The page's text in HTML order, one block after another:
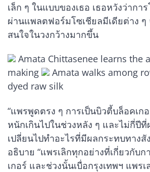
เล็ก ๆ ในแบบของเธอ เธอหวังว่ากา
ผ่านแพลตฟอร์มโซเชียลมีเดียต่าง ๆ
สนใจในวงกว้างมากขึ้น
Amata Chittasenee learns the
making
Amata walks among
dyed raw silk
“แพรพูดตรง ๆ การเป็นบิวตี้บล็อคเ
หนักเกินไปในช่วงหลัง ๆ และไม่กี่ปี
เปลี่ยนไปทำอะไรที่มีผลกระทบทาง
อธิบาย “แพรเลิกทุกอย่างที่เกี่ยวกับ
เกอร์ และช่วงนั้นเบื่อกรุงเทพฯ แพร